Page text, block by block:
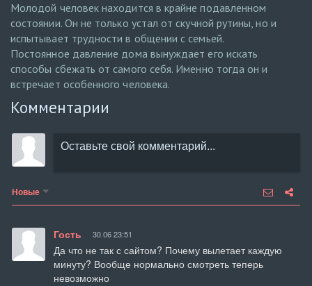
Молодой человек находится в крайне подавленном
состоянии. Он не только устал от скучной рутины, но и
испытывает трудности в общении с семьей.
Постоянное давление дома вынуждает его искать
способы сбежать от самого себя. Именно тогда он и
встречает особенного человека.
Комментарии
Новые
Гость 30.06 23:51
Да что не так с сайтом? Почему вылетает каждую
минуту? Вообще нормально смотреть теперь
невозможно